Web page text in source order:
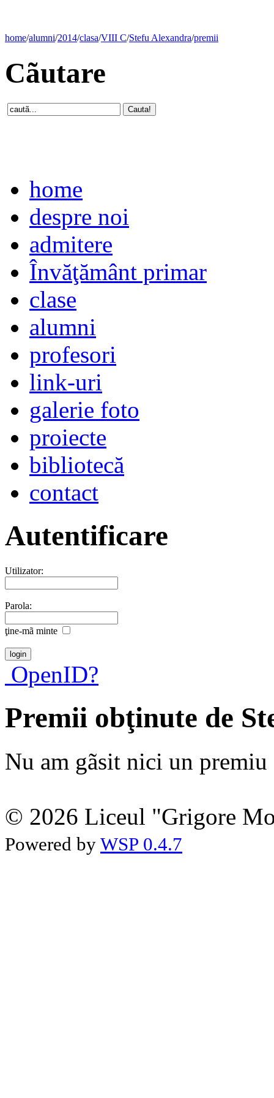
home/alumni/2014/clasa/VIII C/Stefu Alexandra/premii
Cãutare
home
despre noi
admitere
Învăţământ primar
clase
alumni
profesori
link-uri
galerie foto
proiecte
bibliotecă
contact
Autentificare
Utilizator:
Parola:
ţine-mã minte
OpenID?
Premii obţinute de
Nu am gãsit nici un premiu
© 2026 Liceul "Grigore
Powered by WSP 0.4.7